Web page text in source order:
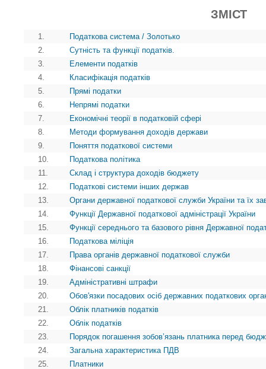
ЗМІСТ
1.
Податкова система / Золотько
2.
Сутність та функції податків.
3.
Елементи податків
4.
Класифікація податків
5.
Прямі податки
6.
Непрямі податки
7.
Економічні теорії в податковій сфері
8.
Методи формування доходів держави
9.
Поняття податкової системи
10.
Податкова політика
11.
Склад і структура доходів бюджету
12.
Податкові системи інших держав
13.
Органи державної податкової служби України та їх
14.
Функції Державної податкової адміністрації України
15.
Функції середнього та базового рівня Державної
16.
Податкова міліція
17.
Права органів державної податкової служби
18.
Фінансові санкції
19.
Адміністративні штрафи
20.
Обов'язки посадових осіб державних податкових
21.
Облік платників податків
22.
Облік податків
23.
Порядок погашення зобов’язань платника перед
24.
Загальна характеристика ПДВ
25.
Платники